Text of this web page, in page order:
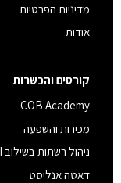
מדיניות הפרטיות
אודות
קורסים והכשרות
COB Academy
מכירות והשפעה
ניהול רשתות בשילוב AI
דאטה אנליסט